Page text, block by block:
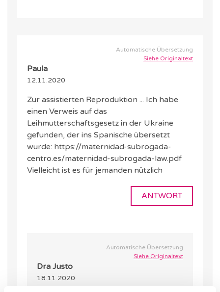
Automatische Übersetzung
Siehe Originaltext
Paula
12.11.2020
Zur assistierten Reproduktion ... Ich habe
einen Verweis auf das
Leihmutterschaftsgesetz in der Ukraine
gefunden, der ins Spanische übersetzt
wurde: https://maternidad-subrogada-
centro.es/maternidad-subrogada-law.pdf
Vielleicht ist es für jemanden nützlich
ANTWORT
Automatische Übersetzung
Siehe Originaltext
Dra Justo
18.11.2020